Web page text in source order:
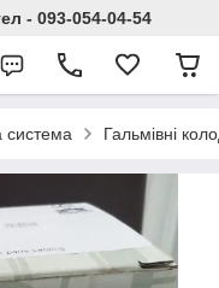
- 093-054-04-54
система Гальмівні